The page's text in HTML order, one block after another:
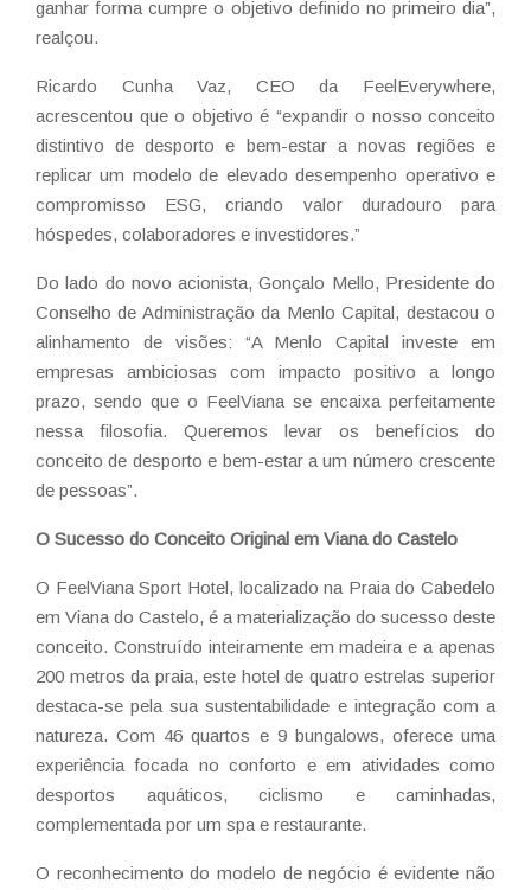
ganhar forma cumpre o objetivo definido no primeiro dia”,
realçou.
Ricardo Cunha Vaz, CEO da FeelEverywhere,
acrescentou que o objetivo é “expandir o nosso conceito
distintivo de desporto e bem-estar a novas regiões e
replicar um modelo de elevado desempenho operativo e
compromisso ESG, criando valor duradouro para
hóspedes, colaboradores e investidores.”
Do lado do novo acionista, Gonçalo Mello, Presidente do
Conselho de Administração da Menlo Capital, destacou o
alinhamento de visões: “A Menlo Capital investe em
empresas ambiciosas com impacto positivo a longo
prazo, sendo que o FeelViana se encaixa perfeitamente
nessa filosofia. Queremos levar os benefícios do
conceito de desporto e bem-estar a um número crescente
de pessoas”.
O Sucesso do Conceito Original em Viana do Castelo
O FeelViana Sport Hotel, localizado na Praia do Cabedelo
em Viana do Castelo, é a materialização do sucesso deste
conceito. Construído inteiramente em madeira e a apenas
200 metros da praia, este hotel de quatro estrelas superior
destaca-se pela sua sustentabilidade e integração com a
natureza. Com 46 quartos e 9 bungalows, oferece uma
experiência focada no conforto e em atividades como
desportos aquáticos, ciclismo e caminhadas,
complementada por um spa e restaurante.
O reconhecimento do modelo de negócio é evidente não